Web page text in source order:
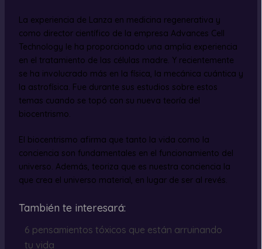
La experiencia de Lanza en medicina regenerativa y
como director científico de la empresa Advances Cell
Technology le ha proporcionado una amplia experiencia
en el tratamiento de las células madre. Y recientemente
se ha involucrado más en la física, la mecánica cuántica y
la astrofísica. Fue durante sus estudios sobre estos
temas cuando se topó con su nueva teoría del
biocentrismo.
El biocentrismo afirma que tanto la vida como la
conciencia son fundamentales en el funcionamiento del
universo. Además, teoriza que es nuestra conciencia la
que crea el universo material, en lugar de ser al revés.
También te interesará:
6 pensamientos tóxicos que están arruinando
tu vida